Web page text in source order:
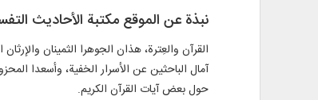
نبذة عن الموقع مكتبة الأحاديث
القرآن والعِترة، هذان الجوهرا الثمينان
آمال الباحثين عن الأسرار الخفية، وأسعدا
حول بعض آيات القرآن الكريم.